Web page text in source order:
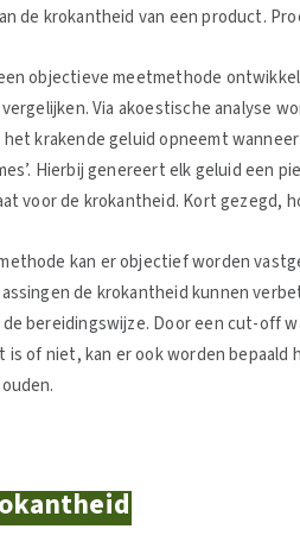
de krokantheid van een product.
objectieve meetmethode
Via akoestische analyse
krakende geluid opneemt
Hierbij genereert elk geluid een
voor de krokantheid. Kort gezegd,
kan er objectief worden
de krokantheid kunnen
de bereidingswijze. Door een cut-off
is of niet, kan er ook worden